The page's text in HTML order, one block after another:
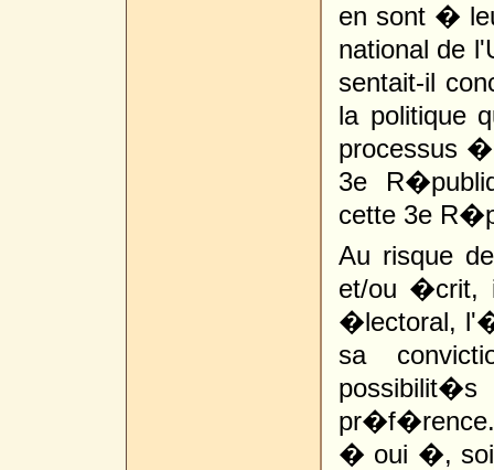
en sont �
national de
sentait-il
la politique
processus
3e
cette 3e
Au risque
et/ou �crit,
�lectoral,
sa
� oui �,